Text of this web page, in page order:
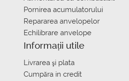
Pornirea acumulatorului
Repararea anvelopelor
Echilibrare anvelope
Informații utile
Livrarea şi plata
Сumpăra in credit